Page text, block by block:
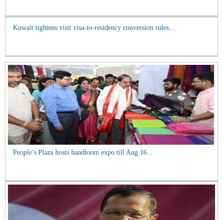
Kuwait tightens visit visa-to-residency conversion rules...
People’s Plaza hosts handloom expo till Aug 16...